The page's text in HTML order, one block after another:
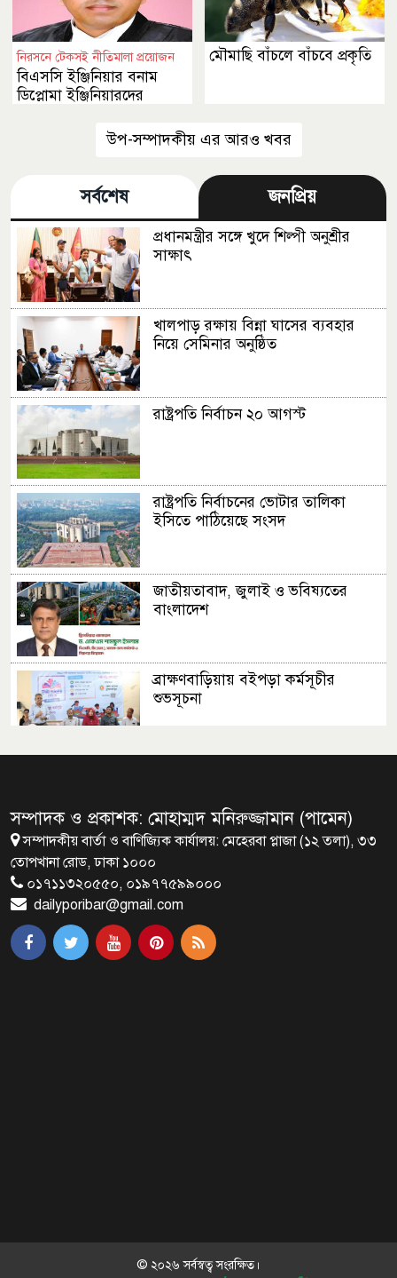
নিরসনে টেকসই নীতিমালা প্রয়োজন
বিএসসি ইঞ্জিনিয়ার বনাম
ডিপ্লোমা ইঞ্জিনিয়ারদের
মৌমাছি বাঁচলে বাঁচবে প্রকৃতি
উপ-সম্পাদকীয় এর আরও খবর
সর্বশেষ জনপ্রিয়
প্রধানমন্ত্রীর সঙ্গে খুদে শিল্পী অনুশ্রীর
সাক্ষাৎ
খালপাড় রক্ষায় বিন্না ঘাসের ব্যবহার
নিয়ে সেমিনার অনুষ্ঠিত
রাষ্ট্রপতি নির্বাচন ২০ আগস্ট
রাষ্ট্রপতি নির্বাচনের ভোটার তালিকা
ইসিতে পাঠিয়েছে সংসদ
জাতীয়তাবাদ, জুলাই ও ভবিষ্যতের
বাংলাদেশ
ব্রাক্ষণবাড়িয়ায় বইপড়া কর্মসূচীর
শুভসূচনা
৪ বিয়ের পর অন্য নারীর ঘরে জামায়াত
সমর্থক!
প্রধানমন্ত্রীর সঙ্গে সাক্ষাৎ সৌদি আরবের
উপ পররাষ্ট্রমন্ত্রীর
সম্পাদক ও প্রকাশক: মোহাম্মদ মনিরুজ্জামান (পামেন)
সম্পাদকীয় বার্তা ও বাণিজ্যিক কার্যালয়: মেহেরবা প্লাজা (১২ তলা), ৩৩
তোপখানা রোড, ঢাকা ১০০০
০১৭১১৩২০৫৫০, ০১৯৭৭৫৯৯০০০
dailyporibar@gmail.com
© ২০২৬ সর্বস্বত্ব সংরক্ষিত।